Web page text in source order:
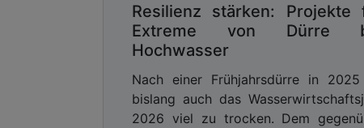
Resilienz stärken: Projekte
Extreme von Dürre
Hochwasser
Nach einer Frühjahrsdürre in
bislang auch das
2026 viel zu trocken. Dem